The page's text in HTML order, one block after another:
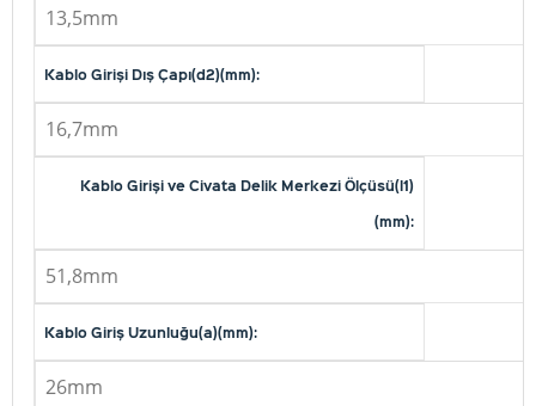
13,5mm
Kablo Girişi Dış Çapı(d2)(mm):
16,7mm
Kablo Girişi ve Civata Delik Merkezi Ölçüsü(l1)
(mm):
51,8mm
Kablo Giriş Uzunluğu(a)(mm):
26mm